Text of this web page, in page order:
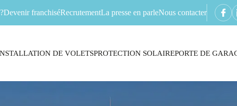
Devenir franchiséRecrutementLa presse en parleNous contacter
DE VOLETSPROTECTION SOLAIREPORTE DE